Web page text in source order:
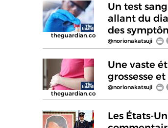
theguardian.co
Un test
allant du
des
@norionakatsuji
theguardian.co
Une vaste
grossesse
@norionakatsuji
Les États-